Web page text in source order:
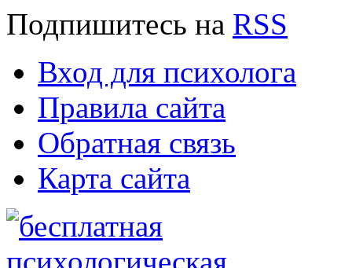
Подпишитесь на RSS
Вход для психолога
Правила сайта
Обратная связь
Карта сайта